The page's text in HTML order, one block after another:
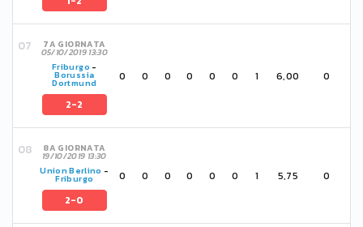
7A GIORNATA
05/10/2019 13:30
Friburgo -
Borussia
Dortmund
2-2
0 0 0 0 0 0 1 6,00 0
8A GIORNATA
19/10/2019 13:30
Union Berlino -
Friburgo
2-0
0 0 0 0 0 0 1 5,75 0